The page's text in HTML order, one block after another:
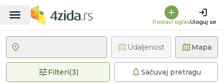
Postavi oglasUloguj se
Mapa
Filteri(3)3 primenjena filteraSačuvaj pretragu
Udaljenost